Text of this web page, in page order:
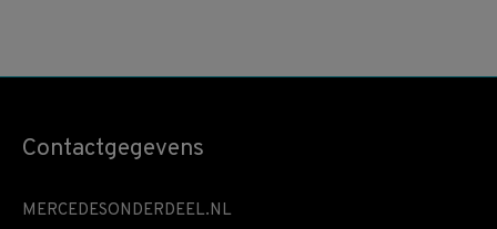
Contactgegevens
MERCEDESONDERDEEL.NL